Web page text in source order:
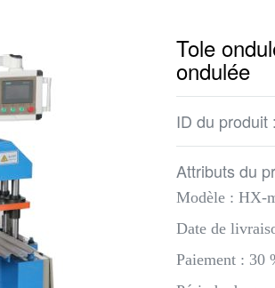
Tole
ondulée
ID du produit :
Attributs du
Modèle : HX-
Date de
Paiement : 30